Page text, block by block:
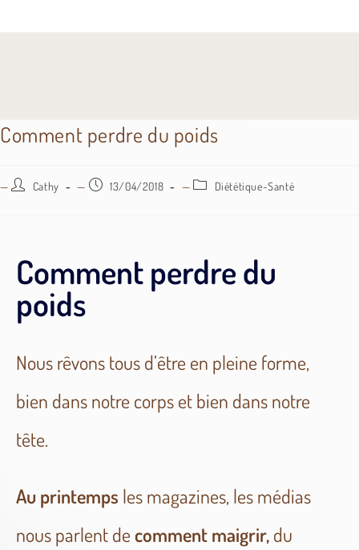
Comment perdre du poids
Cathy 13/04/2018 Diététique-Santé
Comment perdre du
poids
Nous rêvons tous d’être en pleine forme,
bien dans notre corps et bien dans notre
tête.
Au printemps les magazines, les médias
nous parlent de comment maigrir,du